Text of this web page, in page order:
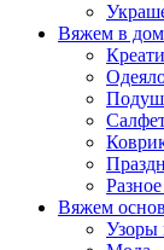
Вяжем в дом
Вяжем
Узоры